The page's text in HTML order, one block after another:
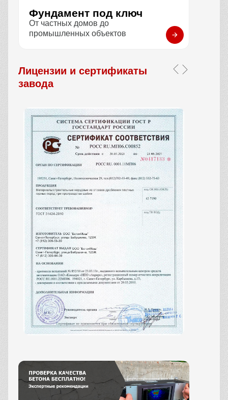
Фундамент под ключ
От частных домов до
промышленных объектов
Лицензии и сертификаты
завода